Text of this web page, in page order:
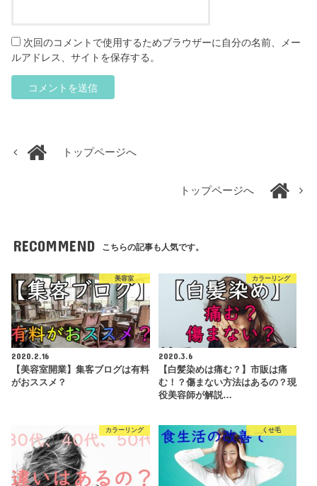
次回のコメントで使用するためブラウザーに自分の名前、メー
ルアドレス、サイトを保存する。
トップページへ
トップページへ
RECOMMEND こちらの記事も人気です。
美容室
2020.2.16
【美容室開業】集客ブログは有料
がおススメ？
カラーリング
2020.3.6
【白髪染めは痛む？】市販は痛
む！？傷まない方法はあるの？現
役美容師が解説…
カラーリング くせ毛